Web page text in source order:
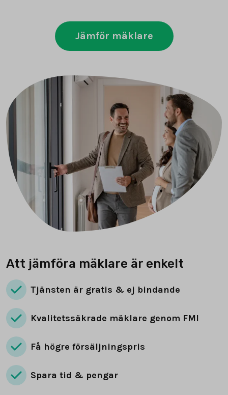
Jämför mäklare
Att jämföra mäklare är enkelt
Tjänsten är gratis & ej bindande
Kvalitetssäkrade mäklare genom FMI
Få högre försäljningspris
Spara tid & pengar